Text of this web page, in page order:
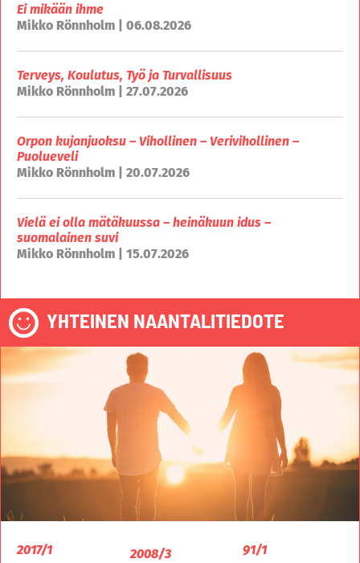
Ei mikään ihme
Mikko Rönnholm | 06.08.2026
Terveys, Koulutus, Työ ja Turvallisuus
Mikko Rönnholm | 27.07.2026
Orpon kujanjuoksu – Vihollinen – Verivihollinen –
Puolueveli
Mikko Rönnholm | 20.07.2026
Vielä ei olla mätäkuussa – heinäkuun idus –
suomalainen suvi
Mikko Rönnholm | 15.07.2026
YHTEINEN NAANTALITIEDOTE
2017/1
2008/3
91/1